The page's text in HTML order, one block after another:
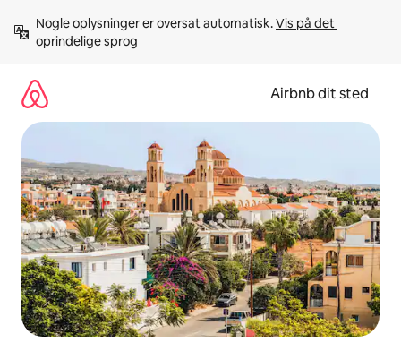
videre
Nogle oplysninger er oversat automatisk. Vis på det
oprindelige sprog
Airbnb dit sted